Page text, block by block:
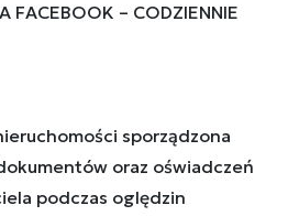
FACEBOOK – CODZIENNIE
sporządzona
oraz oświadczeń
podczas oględzin